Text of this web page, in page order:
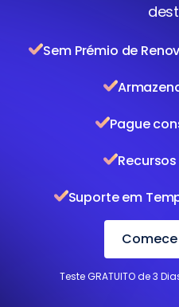
Sem Prémio de
Pague
Suporte em
Teste GRATUITO de 3